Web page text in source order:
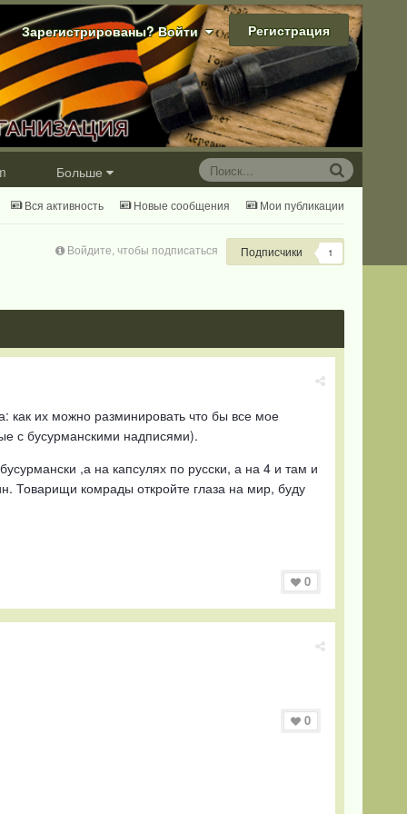
Зарегистрированы? Войти Регистрация
Больше
Вся активность Новые сообщения Мои публикации
Войдите, чтобы подписаться Подписчики 1
как их можно разминировать что бы все мое
с бусурманскими надписями).
,а на капсулях по русски, а на 4 и там и
Товарищи комрады откройте глаза на мир, буду
0
0